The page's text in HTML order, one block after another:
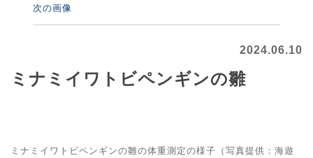
次の画像
2024.06.10
ミナミイワトビペンギンの雛
ミナミイワトビペンギンの雛の体重測定の様子（写真提供：海遊